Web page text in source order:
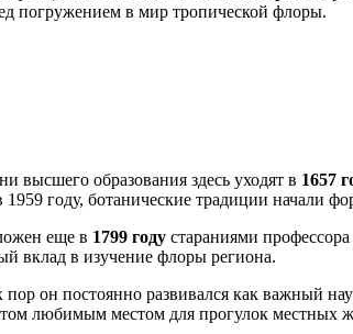
погружением в мир тропической флоры.
высшего образования здесь уходят в 1657
году, ботанические традиции начали
еще в 1799 году стараниями
вклад в изучение флоры региона.
пор он постоянно развивался как важный
любимым местом для прогулок местных